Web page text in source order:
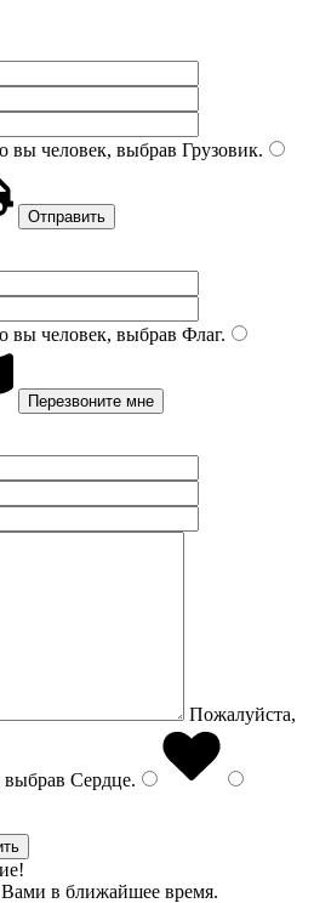
вы человек, выбрав Грузовик.
вы человек, выбрав Флаг.
Пожалуйста,
выбрав Сердце.
в ближайшее время.